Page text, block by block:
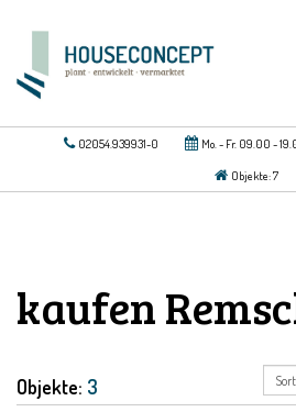
02054.939931-0 Mo. - Fr. 09.00 -
Objekte: 7
kaufen
Objekte: 3